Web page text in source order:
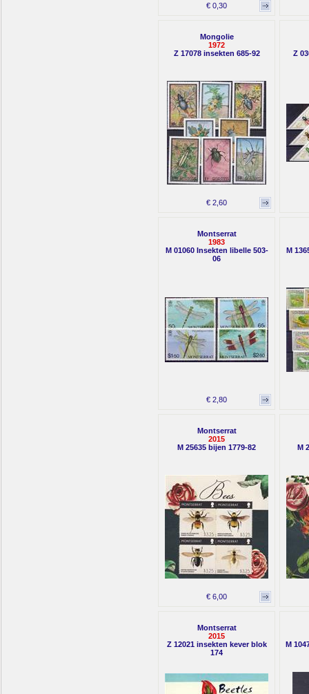
€ 0,30
Mongolie
1972
Z 17078 insekten 685-92
€ 2,60
Z
Montserrat
1983
M 01060 Insekten libelle 503-
06
€ 2,80
M
Montserrat
2015
M 25635 bijen 1779-82
€ 6,00
M
Montserrat
2015
Z 12021 insekten kever blok
174
M